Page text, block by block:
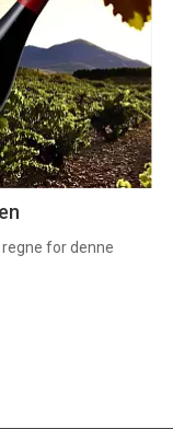
for denne